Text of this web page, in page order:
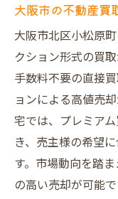
オークシ
由
大阪の不
不動産売
だんらん
売却方法
安心取引を実
大阪市の不動産買
大阪市北区小松原
クション形式の買
手数料不要の直接
ョンによる高値売
宅では、プレミア
き、売主様の希望
す。市場動向を踏
の高い売却が可能で